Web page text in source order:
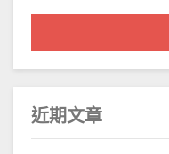
關
字:
近期文章